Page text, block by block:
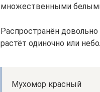
множественными
Распространён
растёт одиночно или
Мухомор красный